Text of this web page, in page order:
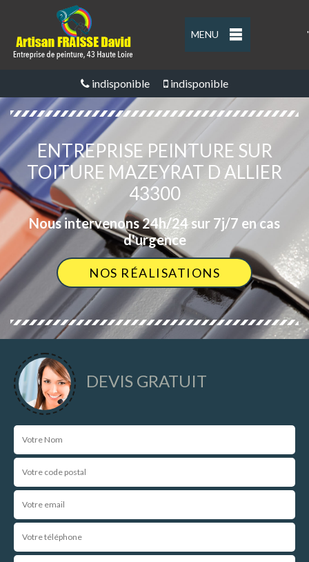
MENU '
indisponible indisponible
ENTREPRISE PEINTURE SUR
TOITURE MAZEYRAT D ALLIER
43300
Nous intervenons 24h/24 sur 7j/7 en cas
d'urgence
NOS RÉALISATIONS
DEVIS GRATUIT